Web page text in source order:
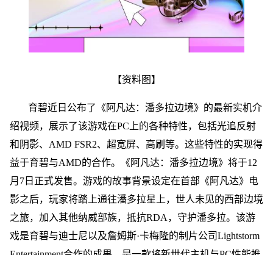
【资料图】
育碧近日公布了《阿凡达：潘多拉边境》的最新实机介
绍视频，展示了该游戏在PC上的各种特性，包括光追反射
和阴影、AMD FSR2、超宽屏、高刷等。这些特性的实现得
益于育碧与AMD的合作。《阿凡达：潘多拉边境》将于12
月7日正式发售。游戏的故事背景设定在首部《阿凡达》电
影之后，玩家将踏上通往潘多拉星上，世人未见的西部边境
之旅，加入其他纳威部族，抵抗RDA，守护潘多拉。该游
戏是育碧与迪士尼以及詹姆斯·卡梅隆的制片公司Lightstorm